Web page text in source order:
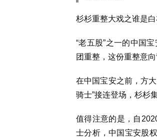
杉杉重整大戏之谁是白
“老五股”之一的中国
团重整，这份重整意向
在中国宝安之前，方
骑士”接连登场，杉杉
值得注意的是，自
士分析，中国宝安股